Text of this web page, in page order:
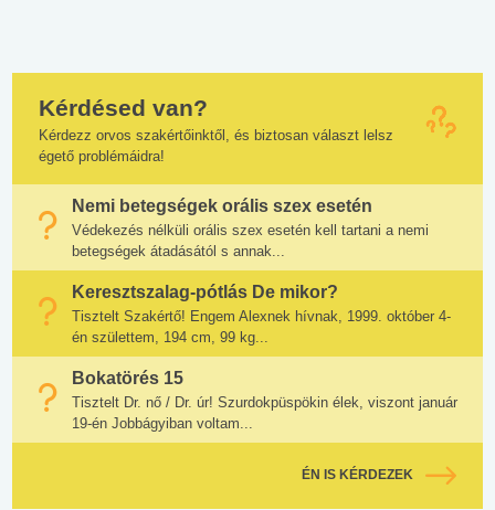
Kérdésed van?
Kérdezz orvos szakértőinktől, és biztosan választ lelsz
égető problémáidra!
Nemi betegségek orális szex esetén
Védekezés nélküli orális szex esetén kell tartani a nemi
betegségek átadásától s annak...
Keresztszalag-pótlás De mikor?
Tisztelt Szakértő! Engem Alexnek hívnak, 1999. október 4-
én születtem, 194 cm, 99 kg...
Bokatörés 15
Tisztelt Dr. nő / Dr. úr! Szurdokpüspökin élek, viszont január
19-én Jobbágyiban voltam...
ÉN IS KÉRDEZEK